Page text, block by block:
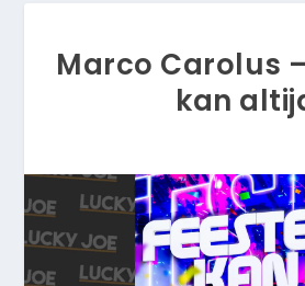
Marco Carolus
kan